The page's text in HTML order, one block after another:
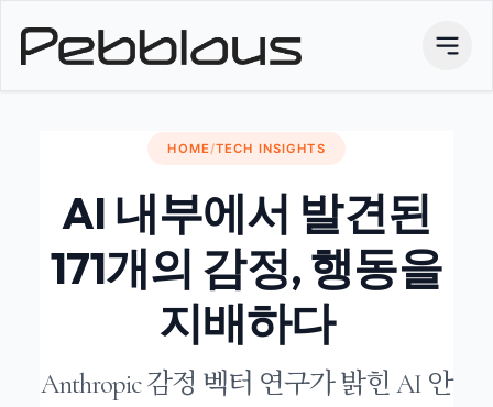
HOME/TECH INSIGHTS
AI 내부에서 발견된
171개의 감정, 행동을
지배하다
Anthropic 감정 벡터 연구가 밝힌 AI 안